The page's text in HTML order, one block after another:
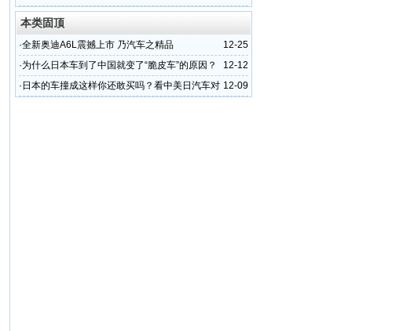
比
本类固顶
12-25
·全新奥迪A6L震撼上市 乃汽车之精品
12-12
·为什么日本车到了中国就变了“脆皮车”的原因？
12-09
· 日本的车撞成这样你还敢买吗？看中美日汽车对